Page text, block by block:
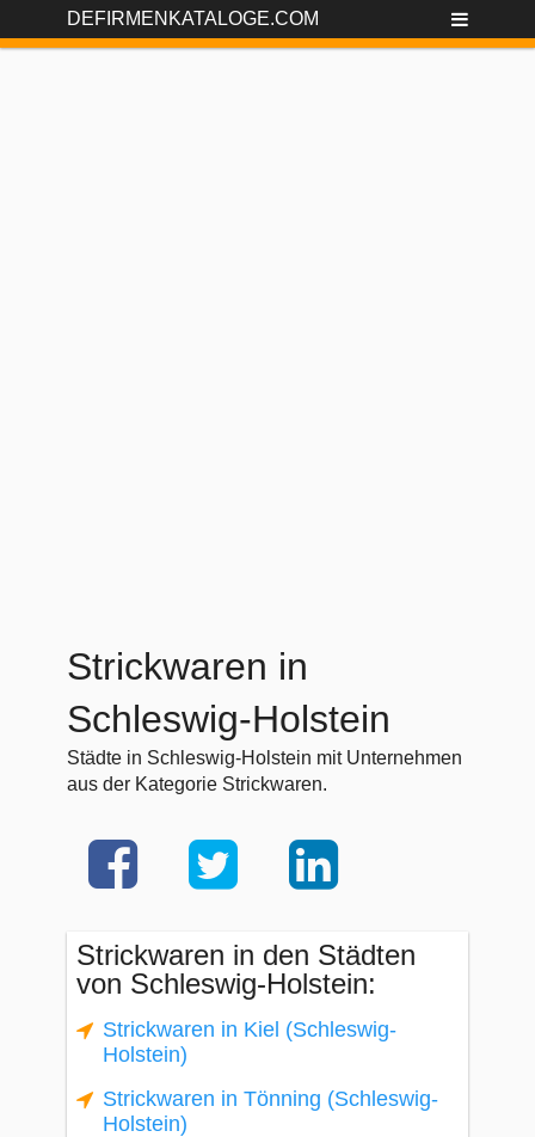
DEFIRMENKATALOGE.COM
Strickwaren in
Schleswig-Holstein
Städte in Schleswig-Holstein mit Unternehmen
aus der Kategorie Strickwaren.
Strickwaren in den Städten
von Schleswig-Holstein:
Strickwaren in Kiel (Schleswig-
Holstein)
Strickwaren in Tönning (Schleswig-
Holstein)